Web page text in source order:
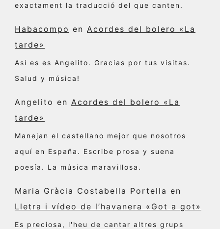
exactament la traducció del que canten.
Habacompo en Acordes del bolero «La
tarde»
Así es es Angelito. Gracias por tus visitas.
Salud y música!
Angelito en Acordes del bolero «La
tarde»
Manejan el castellano mejor que nosotros
aquí en España. Escribe prosa y suena
poesía. La música maravillosa.
Maria Gràcia Costabella Portella en
Lletra i vídeo de l’havanera «Got a got»
Es preciosa, l'heu de cantar altres grups